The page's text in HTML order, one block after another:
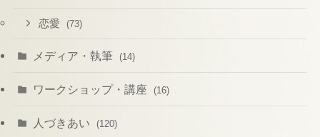
恋愛 (73)
メディア・執筆 (14)
ワークショップ・講座 (16)
人づきあい (120)